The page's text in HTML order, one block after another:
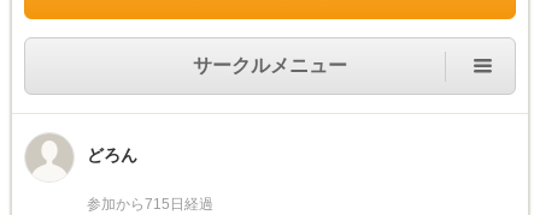
サークルメニュー
どろん
参加から715日経過